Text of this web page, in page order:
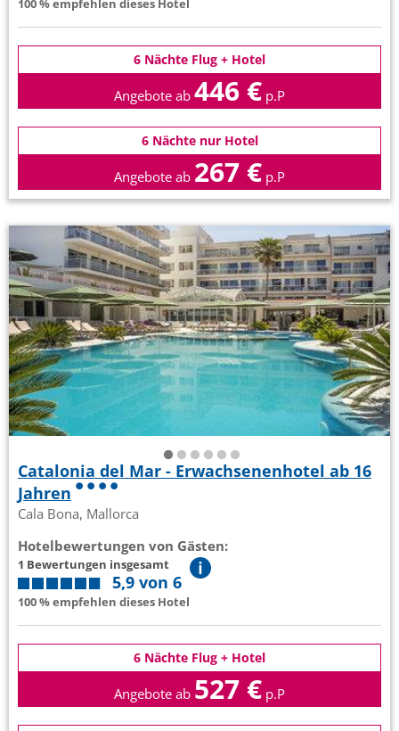
100 % empfehlen dieses Hotel
6 Nächte Flug + Hotel
Angebote ab 446 € p.P
6 Nächte nur Hotel
Angebote ab 267 € p.P
Catalonia del Mar - Erwachsenenhotel ab 16
Jahren
Cala Bona, Mallorca
Hotelbewertungen von Gästen:
1 Bewertungen insgesamt
5,9 von 6
100 % empfehlen dieses Hotel
6 Nächte Flug + Hotel
Angebote ab 527 € p.P